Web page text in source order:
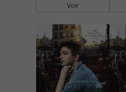
Voir